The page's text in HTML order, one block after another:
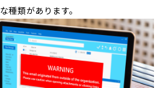
種類があります。